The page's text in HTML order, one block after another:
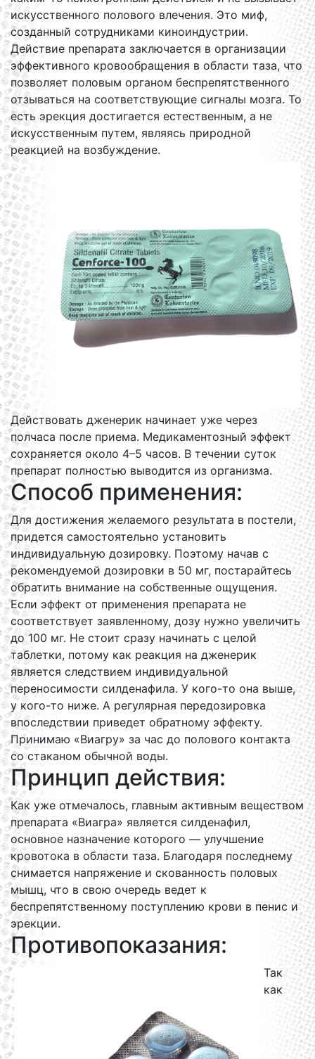
искусственного полового влечения. Это миф,
созданный сотрудниками киноиндустрии.
Действие препарата заключается в организации
эффективного кровообращения в области таза, что
позволяет половым органом беспрепятственного
отзываться на соответствующие сигналы мозга. То
есть эрекция достигается естественным, а не
искусственным путем, являясь природной
реакцией на возбуждение.
Действовать дженерик начинает уже через
полчаса после приема. Медикаментозный эффект
сохраняется около 4–5 часов. В течении суток
препарат полностью выводится из организма.
Способ применения:
Для достижения желаемого результата в постели,
придется самостоятельно установить
индивидуальную дозировку. Поэтому начав с
рекомендуемой дозировки в 50 мг, постарайтесь
обратить внимание на собственные ощущения.
Если эффект от применения препарата не
соответствует заявленному, дозу нужно увеличить
до 100 мг. Не стоит сразу начинать с целой
таблетки, потому как реакция на дженерик
является следствием индивидуальной
переносимости силденафила. У кого-то она выше,
у кого-то ниже. А регулярная передозировка
впоследствии приведет обратному эффекту.
Принимаю «Виагру» за час до полового контакта
со стаканом обычной воды.
Принцип действия:
Как уже отмечалось, главным активным веществом
препарата «Виагра» является силденафил,
основное назначение которого — улучшение
кровотока в области таза. Благодаря последнему
снимается напряжение и скованность половых
мышц, что в свою очередь ведет к
беспрепятственному поступлению крови в пенис и
эрекции.
Противопоказания:
Так
как